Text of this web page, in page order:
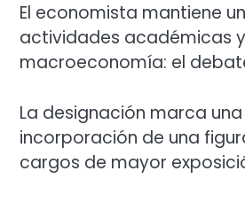
El economista mantiene
actividades académicas
macroeconomía: el
La designación marca
incorporación de una
cargos de mayor